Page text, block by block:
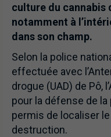
culture du cannabis
notamment à
dans son champ.
Selon la police
effectuée avec
drogue (UAD) de Pô,
pour la défense de la
permis de localiser
destruction.